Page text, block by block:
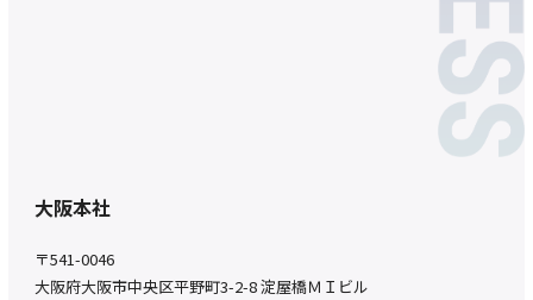
大阪本社
〒541-0046
大阪府大阪市中央区平野町3-2-8 淀屋橋ＭＩビル